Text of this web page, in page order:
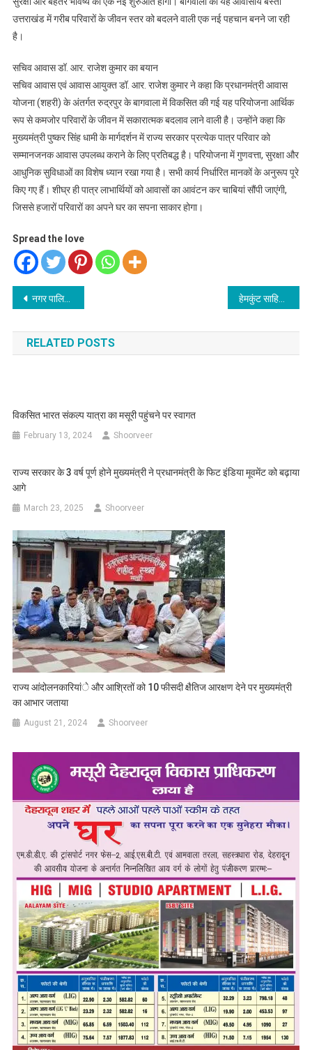
उत्तराखंड में गरीब परिवारों के जीवन स्तर को बदलने वाली एक नई पहचान बनने जा रही
है।
सचिव आवास डॉ. आर. राजेश कुमार का बयान
सचिव आवास एवं आवास आयुक्त डॉ. आर. राजेश कुमार ने कहा कि प्रधानमंत्री आवास
योजना (शहरी) के अंतर्गत रुद्रपुर के बागवाला में विकसित की गई यह परियोजना आर्थिक
रूप से कमजोर परिवारों के जीवन में सकारात्मक बदलाव लाने वाली है। उन्होंने कहा कि
मुख्यमंत्री पुष्कर सिंह धामी के मार्गदर्शन में राज्य सरकार प्रत्येक पात्र परिवार को
सम्मानजनक आवास उपलब्ध कराने के लिए प्रतिबद्ध है। परियोजना में गुणवत्ता, सुरक्षा और
आधुनिक सुविधाओं का विशेष ध्यान रखा गया है। सभी कार्य निर्धारित मानकों के अनुरूप पूरे
किए गए हैं। शीघ्र ही पात्र लाभार्थियों को आवासों का आवंटन कर चाबियां सौंपी जाएंगी,
जिससे हजारों परिवारों का अपने घर का सपना साकार होगा।
Spread the love
Post
navigation
नगर पालिका को बम से उड़ाने की धमकी पर हड़कंप@ बम निरोधी दस्ते ने की जांच हेमकुंट साहिब के प्रथम ग्रंथी रहे थे चमोली के भ्यूंडार गांव निवासी नंदा सिंह
RELATED POSTS
विकसित भारत संकल्प यात्रा का मसूरी पहुंचने पर स्वागत
February 13, 2024 Shoorveer
राज्य सरकार के 3 वर्ष पूर्ण होने मुख्यमंत्री ने प्रधानमंत्री के फिट इंडिया मूवमेंट को बढ़ाया
आगे
March 23, 2025 Shoorveer
राज्य आंदोलनकारियांे और आश्रितों को 10 फीसदी क्षैतिज आरक्षण देने पर मुख्यमंत्री
का आभार जताया
August 21, 2024 Shoorveer